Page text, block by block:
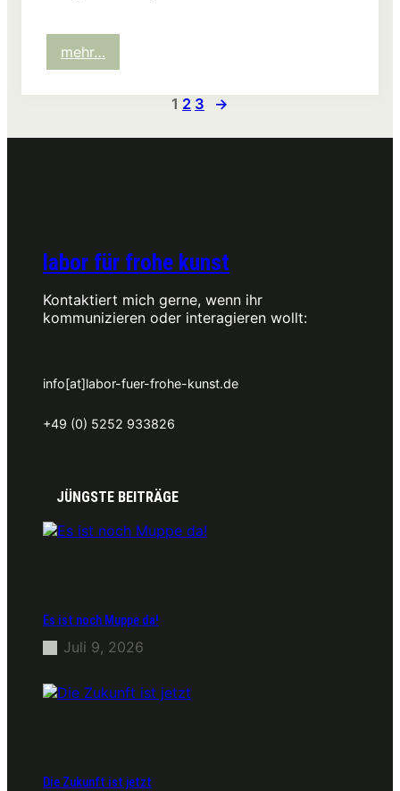
mehr…
Visitenkarten
1 2 3 →
labor für frohe kunst
Kontaktiert mich gerne, wenn ihr
kommunizieren oder interagieren wollt:
info[at]labor-fuer-frohe-kunst.de
+49 (0) 5252 933826
JÜNGSTE BEITRÄGE
Es ist noch Muppe da!
Juli 9, 2026
Die Zukunft ist jetzt